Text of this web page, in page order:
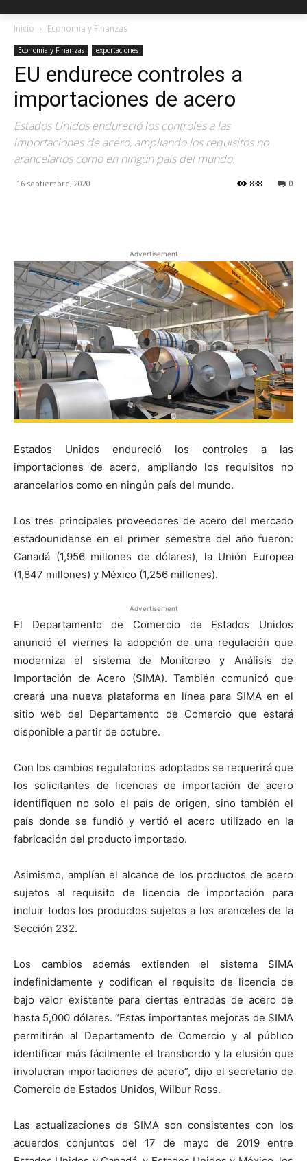
Inicio Economia y Finanzas
Economia y Finanzas exportaciones
EU endurece controles a
importaciones de acero
Estados Unidos endureció los controles a las
importaciones de acero, ampliando los requisitos no
arancelarios como en ningún país del mundo.
16 septiembre, 2020 0
838
Advertisement
Estados Unidos endureció los controles a las
importaciones de acero, ampliando los requisitos no
arancelarios como en ningún país del mundo.
Los tres principales proveedores de acero del mercado
estadounidense en el primer semestre del año fueron:
Canadá (1,956 millones de dólares), la Unión Europea
(1,847 millones) y México (1,256 millones).
Advertisement
El Departamento de Comercio de Estados Unidos
anunció el viernes la adopción de una regulación que
moderniza el sistema de Monitoreo y Análisis de
Importación de Acero (SIMA). También comunicó que
creará una nueva plataforma en línea para SIMA en el
sitio web del Departamento de Comercio que estará
disponible a partir de octubre.
Con los cambios regulatorios adoptados se requerirá que
los solicitantes de licencias de importación de acero
identifiquen no solo el país de origen, sino también el
país donde se fundió y vertió el acero utilizado en la
fabricación del producto importado.
Asimismo, amplían el alcance de los productos de acero
sujetos al requisito de licencia de importación para
incluir todos los productos sujetos a los aranceles de la
Sección 232.
Los cambios además extienden el sistema SIMA
indefinidamente y codifican el requisito de licencia de
bajo valor existente para ciertas entradas de acero de
hasta 5,000 dólares. “Estas importantes mejoras de SIMA
permitirán al Departamento de Comercio y al público
identificar más fácilmente el transbordo y la elusión que
involucran importaciones de acero”, dijo el secretario de
Comercio de Estados Unidos, Wilbur Ross.
Las actualizaciones de SIMA son consistentes con los
acuerdos conjuntos del 17 de mayo de 2019 entre